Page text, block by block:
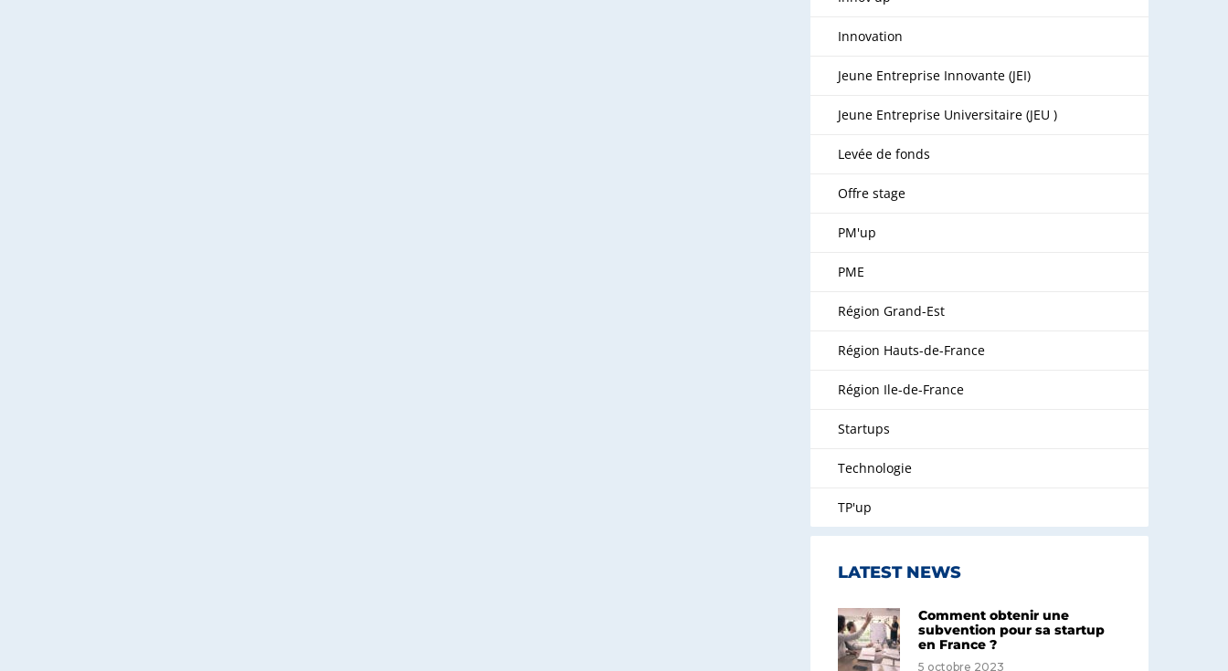
Innovation
Jeune Entreprise Innovante (JEI)
Jeune Entreprise Universitaire (JEU )
Levée de fonds
Offre stage
PM'up
PME
Région Grand-Est
Région Hauts-de-France
Région Ile-de-France
Startups
Technologie
TP'up
LATEST NEWS
Comment obtenir une
subvention pour sa startup
en France ?
5 octobre 2023